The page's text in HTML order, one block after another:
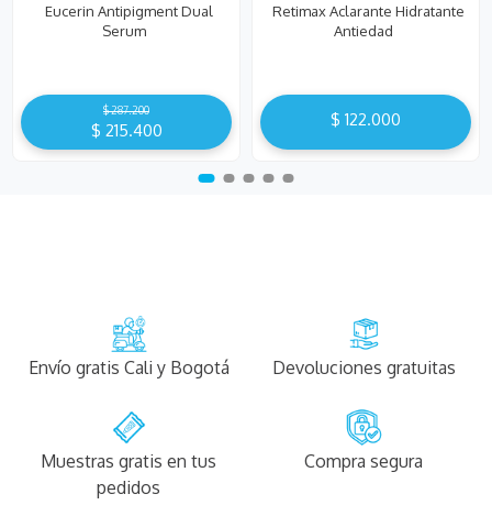
Eucerin Antipigment Dual
Serum
$287.200
$ 215.400
Retimax Aclarante Hidratante
Antiedad
$ 122.000
Envío gratis Cali y Bogotá Devoluciones gratuitas
Muestras gratis en tus
pedidos
Compra segura